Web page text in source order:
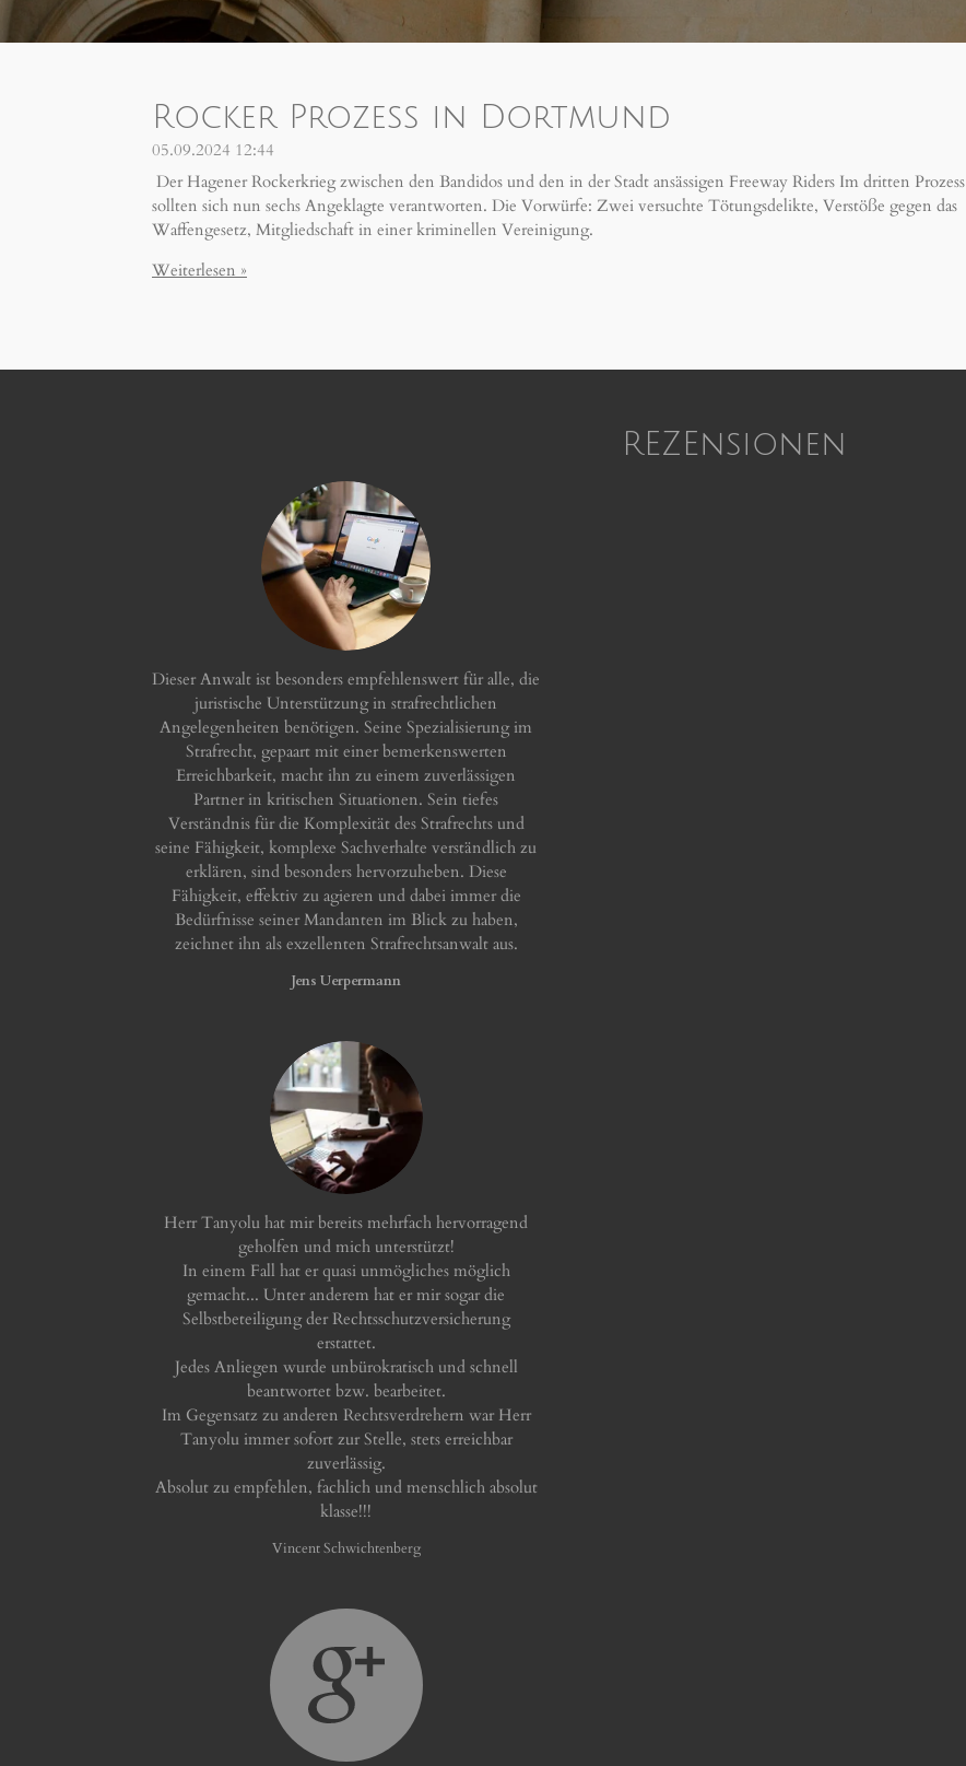
Rocker Prozess in Dortmund
05.09.2024 12:44
Der Hagener Rockerkrieg zwischen den Bandidos und den in der Stadt ansässigen Freeway Riders Im dritten Prozess
sollten sich nun sechs Angeklagte verantworten. Die Vorwürfe: Zwei versuchte Tötungsdelikte, Verstöße gegen das
Waffengesetz, Mitgliedschaft in einer kriminellen Vereinigung.
Weiterlesen »
REZEnsionen
Dieser Anwalt ist besonders empfehlenswert für alle, die
juristische Unterstützung in strafrechtlichen
Angelegenheiten benötigen. Seine Spezialisierung im
Strafrecht, gepaart mit einer bemerkenswerten
Erreichbarkeit, macht ihn zu einem zuverlässigen
Partner in kritischen Situationen. Sein tiefes
Verständnis für die Komplexität des Strafrechts und
seine Fähigkeit, komplexe Sachverhalte verständlich zu
erklären, sind besonders hervorzuheben. Diese
Fähigkeit, effektiv zu agieren und dabei immer die
Bedürfnisse seiner Mandanten im Blick zu haben,
zeichnet ihn als exzellenten Strafrechtsanwalt aus.
Jens Uerpermann
Herr Tanyolu hat mir bereits mehrfach hervorragend
geholfen und mich unterstützt!
In einem Fall hat er quasi unmögliches möglich
gemacht... Unter anderem hat er mir sogar die
Selbstbeteiligung der Rechtsschutzversicherung
erstattet.
Jedes Anliegen wurde unbürokratisch und schnell
beantwortet bzw. bearbeitet.
Im Gegensatz zu anderen Rechtsverdrehern war Herr
Tanyolu immer sofort zur Stelle, stets erreichbar
zuverlässig.
Absolut zu empfehlen, fachlich und menschlich absolut
klasse!!!
Vincent Schwichtenberg